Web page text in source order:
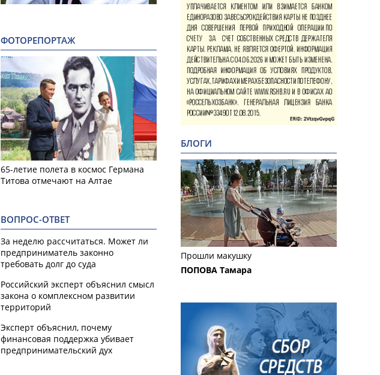
ФОТОРЕПОРТАЖ
65-летие полета в космос Германа
Титова отмечают на Алтае
ВОПРОС-ОТВЕТ
За неделю рассчитаться. Может ли
предприниматель законно
требовать долг до суда
Российский эксперт объяснил смысл
закона о комплексном развитии
территорий
Эксперт объяснил, почему
финансовая поддержка убивает
предпринимательский дух
БЛОГИ
Прошли макушку
ПОПОВА Тамара